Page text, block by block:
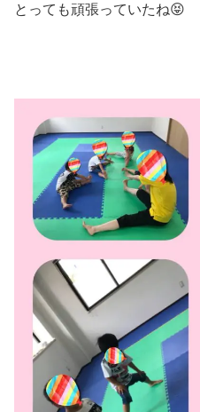
とっても頑張っていたね😝